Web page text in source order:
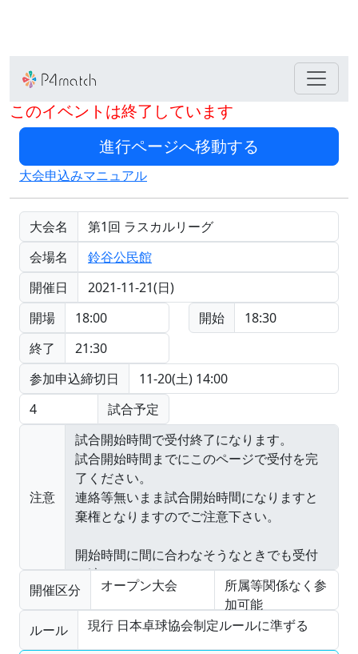
このイベントは終了しています
大会申込みマニュアル
大会名
第1回 ラスカルリーグ
会場名
鈴谷公民館
開催日
2021-11-21(日)
開場
18:00 開始
18:30
終了
21:30
参加申込締切日
11-20(土) 14:00
4
試合予定
注意
開催区分 オープン大会
所属等関係なく参
加可能
ルール
現行 日本卓球協会制定ルールに準ずる